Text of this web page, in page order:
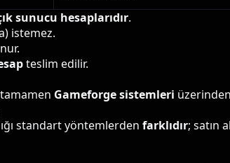
sunucu hesaplarıdır.
istemez.
teslim edilir.
Gameforge sistemleri
standart yöntemlerden farklıdır; satın